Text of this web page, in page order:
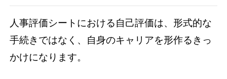
人事評価シートにおける自己評価は、形式的な
手続きではなく、自身のキャリアを形作るきっ
かけになります。